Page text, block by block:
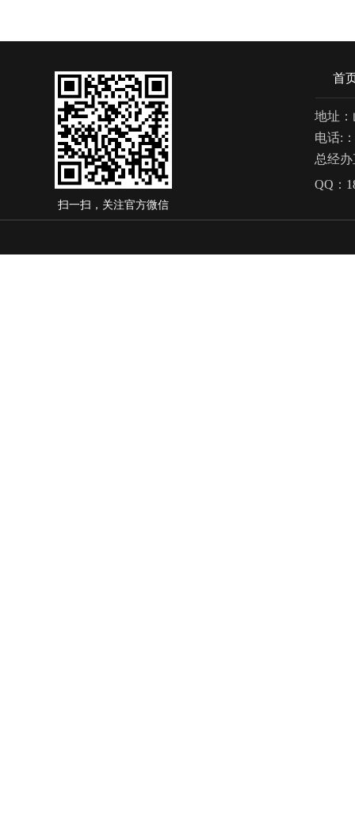
首
扫一扫，关注官方微信
地址：
电话:：
总经
QQ：